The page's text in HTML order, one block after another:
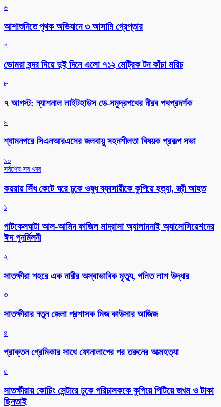
৬
আশাশুনিতে পৃথক অভিযানে ৩ আসামি গ্রেপ্তার
৭
ভোমরা বন্দর দিয়ে দুই দিনে এলো ৭১২ মেট্রিক টন কাঁচা মরিচ
৮
৭ আগস্ট: ন্যাশনাল লাইটহাউস ডে-সমুদ্রপথের নীরব পথপ্রদর্শক
৯
শ্যামনগরে সিএনআরএসের জলবায়ু সহনশীলতা বিষয়ক প্রকল্প সভা
১০
সর্বশেষ সব খবর
কয়রায় সিঁধ কেটে ঘরে ঢুকে ওষুধ ব্যবসায়ীকে কুপিয়ে হত্যা, স্ত্রী আহত
১
পাটকেলঘাটা আল-আমিন ফাজিল মাদ্রাসা অ্যালামনাই অ্যাসোসিয়েশনের
ঈদ পুনর্মিলনী
২
সাতক্ষীরা শহরে এক নারীর অস্বাভাবিক মৃত্যু, গলিত লাশ উদ্ধার
৩
সাতক্ষীরার নতুন জেলা প্রশাসক মিজ কাউসার আজিজ
৪
প্রাক্তন প্রেমিকার সাথে ফোনালাপের পর তরুনের আত্মহত্যা
৫
সাতক্ষীরায় কোচিং সেন্টারে ঢুকে পরিচালককে কুপিয়ে পিটিয়ে জখম ও টাকা
ছিনতাই